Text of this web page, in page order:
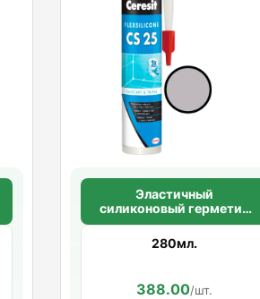
Эластичный
силиконовый герметик
для стыков и примыканий
Ceresit CS 25
SILICOFLEXX (светло-
280мл.
388.00/шт.